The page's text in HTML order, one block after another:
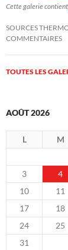
Cette galerie contient
SOURCES
COMMENTAIRES
TOUTES LES
AOÛT 2026
L M
3
4
10
11
17
18
24
25
31